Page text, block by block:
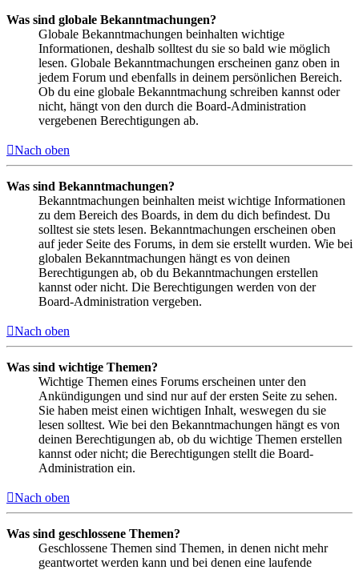
Was sind globale Bekanntmachungen?
Globale Bekanntmachungen beinhalten wichtige
Informationen, deshalb solltest du sie so bald wie möglich
lesen. Globale Bekanntmachungen erscheinen ganz oben in
jedem Forum und ebenfalls in deinem persönlichen Bereich.
Ob du eine globale Bekanntmachung schreiben kannst oder
nicht, hängt von den durch die Board-Administration
vergebenen Berechtigungen ab.
Nach oben
Was sind Bekanntmachungen?
Bekanntmachungen beinhalten meist wichtige Informationen
zu dem Bereich des Boards, in dem du dich befindest. Du
solltest sie stets lesen. Bekanntmachungen erscheinen oben
auf jeder Seite des Forums, in dem sie erstellt wurden. Wie bei
globalen Bekanntmachungen hängt es von deinen
Berechtigungen ab, ob du Bekanntmachungen erstellen
kannst oder nicht. Die Berechtigungen werden von der
Board-Administration vergeben.
Nach oben
Was sind wichtige Themen?
Wichtige Themen eines Forums erscheinen unter den
Ankündigungen und sind nur auf der ersten Seite zu sehen.
Sie haben meist einen wichtigen Inhalt, weswegen du sie
lesen solltest. Wie bei den Bekanntmachungen hängt es von
deinen Berechtigungen ab, ob du wichtige Themen erstellen
kannst oder nicht; die Berechtigungen stellt die Board-
Administration ein.
Nach oben
Was sind geschlossene Themen?
Geschlossene Themen sind Themen, in denen nicht mehr
geantwortet werden kann und bei denen eine laufende